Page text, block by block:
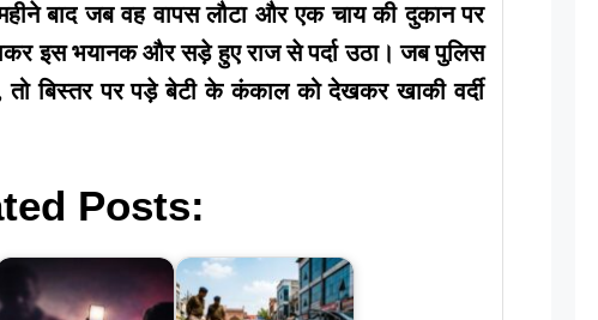
बाद जब वह वापस लौटा और एक चाय की दुकान पर
इस भयानक और सड़े हुए राज से पर्दा उठा। जब पुलिस
बिस्तर पर पड़े बेटी के कंकाल को देखकर खाकी वर्दी
Posts: